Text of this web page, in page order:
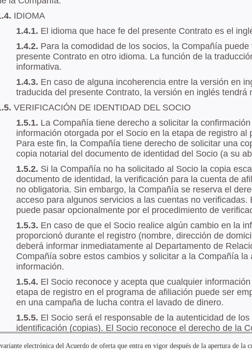
electrónica del Acuerdo de oferta que entra en vigor después de la apertura de la